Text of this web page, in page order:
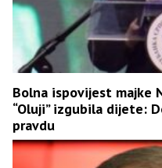
Bolna ispovijest majke
“Oluji” izgubila dijete:
pravdu